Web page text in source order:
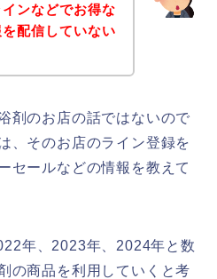
ンなどでお得な
配信していない
剤のお店の話ではないので
、そのお店のライン登録を
セールなどの情報を教えて
年、2023年、2024年と数
の商品を利用していくと考